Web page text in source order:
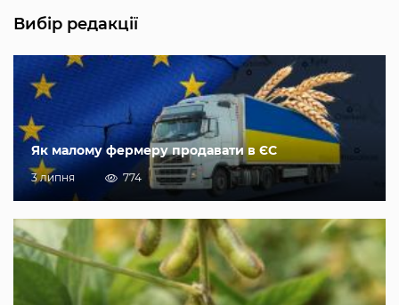
Вибір редакції
Як малому фермеру продавати в ЄС
3 липня 774